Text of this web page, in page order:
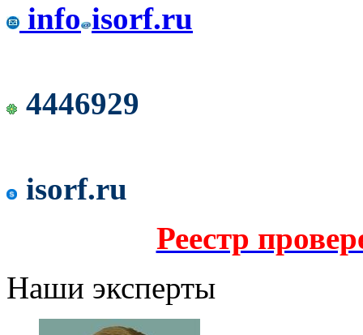
info isorf.ru
4446929
isorf.ru
Реестр
Наши эксперты